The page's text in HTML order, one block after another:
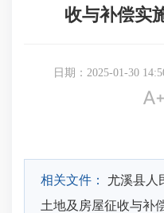
收与补偿实
日期：2025-01-30

相关文件：
尤溪县人
土地及房屋征收与补